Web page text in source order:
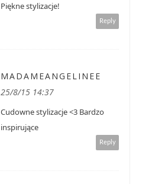
Piękne stylizacje!
Reply
MADAMEANGELINEE
25/8/15 14:37
Cudowne stylizacje <3 Bardzo
inspirujące
Reply